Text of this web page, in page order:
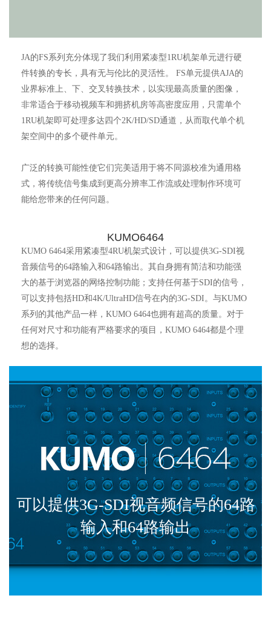
JA的FS系列充分体现了我们利用紧凑型1RU机架单元进行硬
件转换的专长，具有无与伦比的灵活性。 FS单元提供AJA的
业界标准上、下、交叉转换技术，以实现最高质量的图像，
非常适合于移动视频车和拥挤机房等高密度应用，只需单个
1RU机架即可处理多达四个2K/HD/SD通道，从而取代单个机
架空间中的多个硬件单元。
广泛的转换可能性使它们完美适用于将不同源校准为通用格
式，将传统信号集成到更高分辨率工作流或处理制作环境可
能给您带来的任何问题。
KUMO6464
KUMO 6464采用紧凑型4RU机架式设计，可以提供3G-SDI视
音频信号的64路输入和64路输出。其自身拥有简洁和功能强
大的基于浏览器的网络控制功能；支持任何基于SDI的信号，
可以支持包括HD和4K/UltraHD信号在内的3G-SDI。与KUMO
系列的其他产品一样，KUMO 6464也拥有超高的质量。对于
任何对尺寸和功能有严格要求的项目，KUMO 6464都是个理
想的选择。
可以提供3G-SDI视音频信号的64路
输入和64路输出